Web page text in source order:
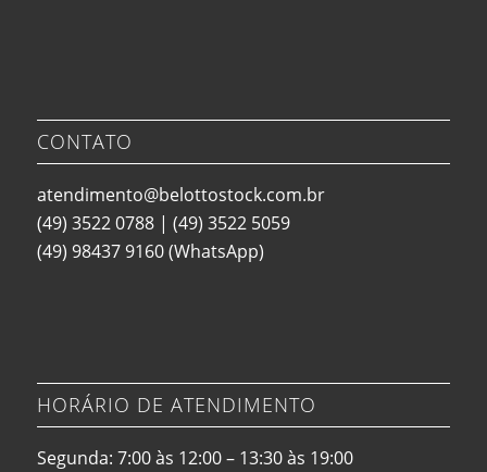
CONTATO
atendimento@belottostock.com.br
(49) 3522 0788| (49) 3522 5059
(49) 98437 9160(WhatsApp)
HORÁRIO DE ATENDIMENTO
Segunda: 7:00 às 12:00 – 13:30 às 19:00